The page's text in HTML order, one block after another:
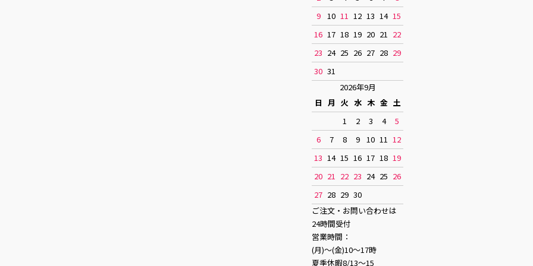
9
10 11 12 13 14 15
16 17 18 19 20 21
22
23 24 25 26 27 28 29
30 31
2026年9月
日
月 火 水 木 金 土
1
2 3 4
5
6
7 8 9 10 11
12
13 14 15 16 17 18 19
20 21 22 23 24 25 26
27 28 29 30
ご注文・お問い合わせは
24時間受付
営業時間：
(月)〜(金)10〜17時
夏季休暇8/13〜15